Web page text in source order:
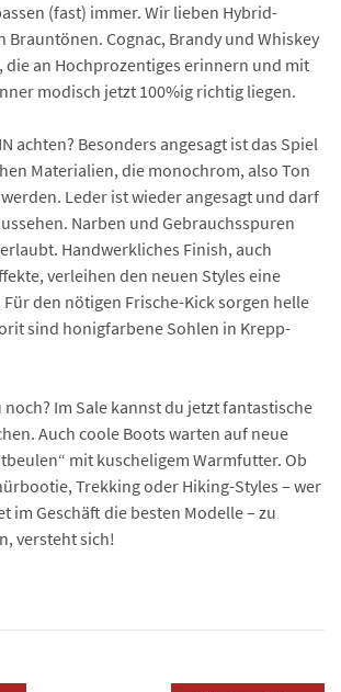
(fast) immer. Wir lieben Hybrid-
Brauntönen. Cognac, Brandy und Whiskey
die an Hochprozentiges erinnern und mit
modisch jetzt 100%ig richtig liegen.
achten? Besonders angesagt ist das Spiel
Materialien, die monochrom, also Ton
Leder ist wieder angesagt und darf
Narben und Gebrauchsspuren
Handwerkliches Finish, auch
verleihen den neuen Styles eine
den nötigen Frische-Kick sorgen helle
sind honigfarbene Sohlen in Krepp-
Im Sale kannst du jetzt fantastische
Auch coole Boots warten auf neue
mit kuscheligem Warmfutter. Ob
Trekking oder Hiking-Styles – wer
im Geschäft die besten Modelle – zu
versteht sich!